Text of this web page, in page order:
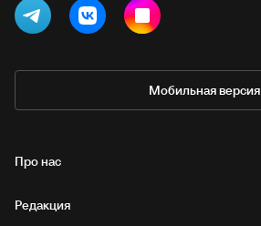
Мобильная версия
Про нас
Редакция